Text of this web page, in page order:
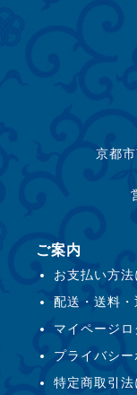
京都
ご案内
お支払い方法
配送・送料
マイページロ
プライバシー
特定商取引